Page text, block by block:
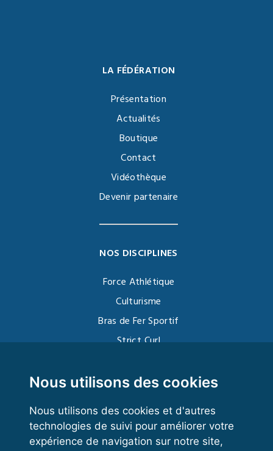
Nous utilisons des cookies
Nous utilisons des cookies et d'autres
technologies de suivi pour améliorer votre
expérience de navigation sur notre site,
LA FÉDÉRATION
Présentation
Actualités
Boutique
Contact
Vidéothèque
Devenir partenaire
NOS DISCIPLINES
Force Athlétique
Culturisme
Bras de Fer Sportif
Strict Curl
Kettlebell
VOS ESPACES